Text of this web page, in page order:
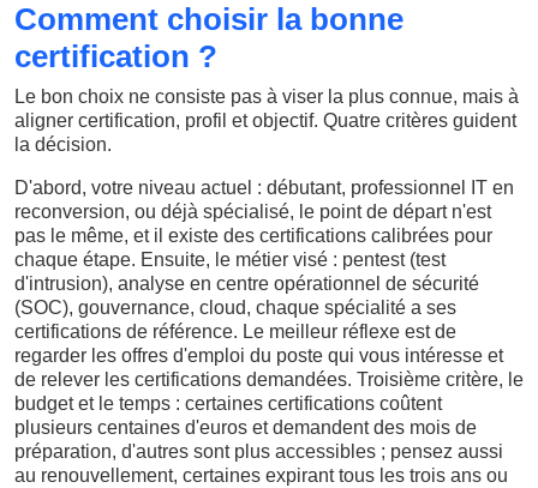
Comment choisir la bonne
certification ?
Le bon choix ne consiste pas à viser la plus connue, mais à
aligner certification, profil et objectif. Quatre critères guident
la décision.
D'abord, votre niveau actuel : débutant, professionnel IT en
reconversion, ou déjà spécialisé, le point de départ n'est
pas le même, et il existe des certifications calibrées pour
chaque étape. Ensuite, le métier visé : pentest (test
d'intrusion), analyse en centre opérationnel de sécurité
(SOC), gouvernance, cloud, chaque spécialité a ses
certifications de référence. Le meilleur réflexe est de
regarder les offres d'emploi du poste qui vous intéresse et
de relever les certifications demandées. Troisième critère, le
budget et le temps : certaines certifications coûtent
plusieurs centaines d'euros et demandent des mois de
préparation, d'autres sont plus accessibles ; pensez aussi
au renouvellement, certaines expirant tous les trois ans ou